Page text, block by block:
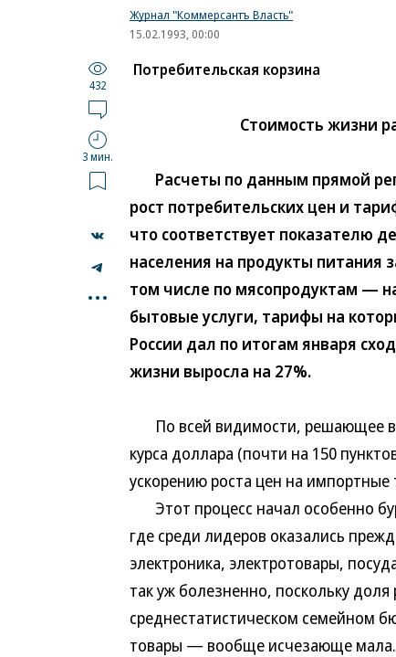
Журнал "Коммерсантъ Власть"
15.02.1993, 00:00
432
3 мин.
...
Потребительская корзина
Стоимость жизни
Расчеты по данным прямой
рост потребительских цен и
что соответствует показателю
населения на продукты питания
том числе по мясопродуктам —
бытовые услуги, тарифы на
России дал по итогам января
жизни выросла на 27%.
По всей видимости, решающее
курса доллара (почти на 150
ускорению роста цен на импортные
Этот процесс начал особенно
где среди лидеров оказались
электроника, электротовары,
так уж болезненно, поскольку
среднестатистическом семейном
товары — вообще исчезающе мала.